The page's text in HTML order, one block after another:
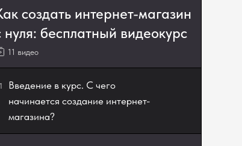
создать интернет-магазин
нуля: бесплатный видеокурс
11 видео
1
Введение в курс. С чего
начинается создание интернет-
магазина?